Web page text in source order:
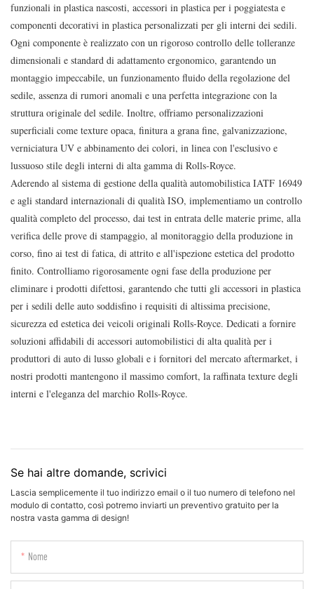
funzionali in plastica nascosti, accessori in plastica per i poggiatesta e
componenti decorativi in ​​plastica personalizzati per gli interni dei sedili.
Ogni componente è realizzato con un rigoroso controllo delle tolleranze
dimensionali e standard di adattamento ergonomico, garantendo un
montaggio impeccabile, un funzionamento fluido della regolazione del
sedile, assenza di rumori anomali e una perfetta integrazione con la
struttura originale del sedile. Inoltre, offriamo personalizzazioni
superficiali come texture opaca, finitura a grana fine, galvanizzazione,
verniciatura UV e abbinamento dei colori, in linea con l'esclusivo e
lussuoso stile degli interni di alta gamma di Rolls-Royce.
Aderendo al sistema di gestione della qualità automobilistica IATF 16949
e agli standard internazionali di qualità ISO, implementiamo un controllo
qualità completo del processo, dai test in entrata delle materie prime, alla
verifica delle prove di stampaggio, al monitoraggio della produzione in
corso, fino ai test di fatica, di attrito e all'ispezione estetica del prodotto
finito. Controlliamo rigorosamente ogni fase della produzione per
eliminare i prodotti difettosi, garantendo che tutti gli accessori in plastica
per i sedili delle auto soddisfino i requisiti di altissima precisione,
sicurezza ed estetica dei veicoli originali Rolls-Royce. Dedicati a fornire
soluzioni affidabili di accessori automobilistici di alta qualità per i
produttori di auto di lusso globali e i fornitori del mercato aftermarket, i
nostri prodotti mantengono il massimo comfort, la raffinata texture degli
interni e l'eleganza del marchio Rolls-Royce.
Se hai altre domande, scrivici
Lascia semplicemente il tuo indirizzo email o il tuo numero di telefono nel
modulo di contatto, così potremo inviarti un preventivo gratuito per la
nostra vasta gamma di design!
Nome